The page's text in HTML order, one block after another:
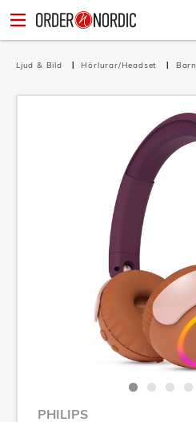
Ljud & Bild Hörlurar/Headset Barn
PHILIPS